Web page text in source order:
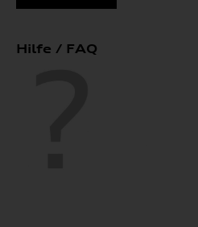
Hilfe / FAQ